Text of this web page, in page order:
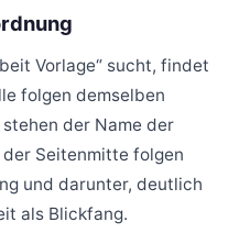
Vorlage“ sucht, findet
folgen demselben
der Name der
der Seitenmitte folgen
und darunter, deutlich
als Blickfang.